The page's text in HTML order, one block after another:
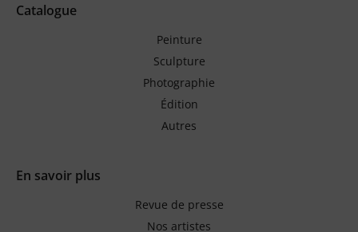
Catalogue
Peinture
Sculpture
Photographie
Édition
Autres
En savoir plus
Revue de presse
Nos artistes